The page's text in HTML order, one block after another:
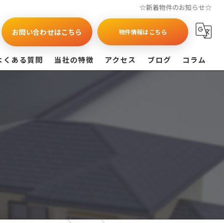
☆新着物件のお知らせ☆
お問い合わせはこちら 物件情報はこちら
くある質問 当社の特徴
戸建て
アクセス ブログ コラム